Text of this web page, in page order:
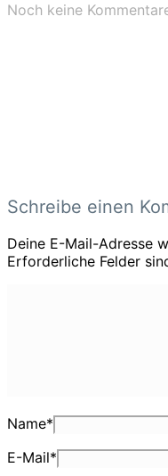
Noch keine
Schreibe einen
Deine E-Mail-Adresse
Erforderliche Felder
Name*
E-Mail*